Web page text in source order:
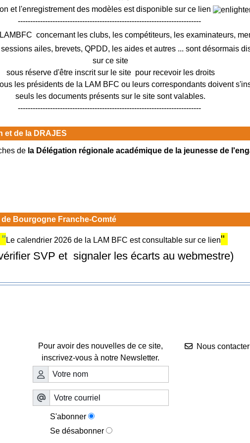
et l'enregistrement des modèles est disponible sur ce lien
--------------------------------------------------------------------------
concernant les clubs, les compétiteurs, les examinateurs,
ailes, brevets, QPDD, les aides et autres ... sont désormais
sur ce site
sous réserve d'être inscrit sur le site pour recevoir les droits
les présidents de la LAM BFC ou leurs correspondants doivent
seuls les documents présents sur le site sont valables.
--------------------------------------------------------------------------
et de la DRAJES
de la Délégation régionale académique de la jeunesse de
Bourgogne Franche-Comté
Le calendrier 2026 de la LAM BFC est consultable sur ce lien"
SVP et signaler les écarts au webmestre)
Pour avoir des nouvelles de ce site,
inscrivez-vous à notre Newsletter.
S'abonner
Se désabonner
Nous contacter